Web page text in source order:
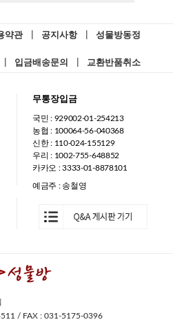
약관 공지사항 성물방동정
입금배송문의 교환반품취소
무통장입금
국민 : 929002-01-254213
농협 : 100064-56-040368
신한 : 110-024-155129
우리 : 1002-755-648852
카카오 : 3333-01-8878101
예금주 : 송철영
/ FAX : 031-5175-0396